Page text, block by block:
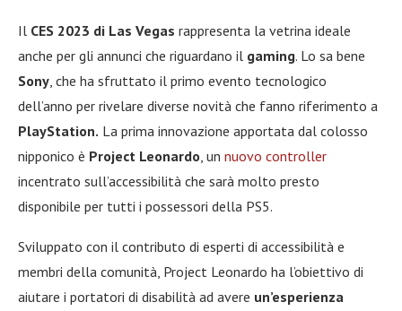
Il CES 2023 di Las Vegas rappresenta la vetrina ideale
anche per gli annunci che riguardano il gaming. Lo sa bene
Sony, che ha sfruttato il primo evento tecnologico
dell’anno per rivelare diverse novità che fanno riferimento a
PlayStation. La prima innovazione apportata dal colosso
nipponico è Project Leonardo, un nuovo controller
incentrato sull’accessibilità che sarà molto presto
disponibile per tutti i possessori della PS5.
Sviluppato con il contributo di esperti di accessibilità e
membri della comunità, Project Leonardo ha l’obiettivo di
aiutare i portatori di disabilità ad avere un’esperienza